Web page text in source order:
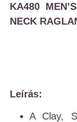
KA480
NECK
Leírás:
A Clay,